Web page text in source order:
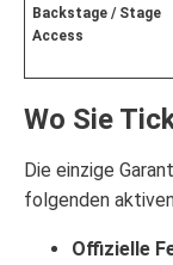
Backstage / Stage
Access
Wo Sie
Die einzige
folgenden
Offizielle